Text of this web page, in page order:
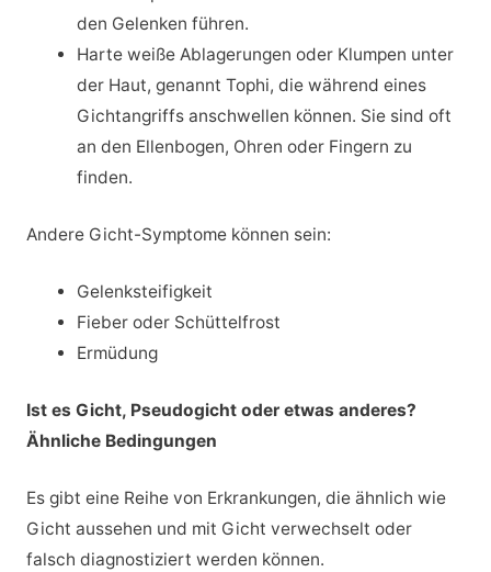
den Gelenken führen.
Harte weiße Ablagerungen oder Klumpen unter
der Haut, genannt Tophi, die während eines
Gichtangriffs anschwellen können. Sie sind oft
an den Ellenbogen, Ohren oder Fingern zu
finden.
Andere Gicht-Symptome können sein:
Gelenksteifigkeit
Fieber oder Schüttelfrost
Ermüdung
Ist es Gicht, Pseudogicht oder etwas anderes?
Ähnliche Bedingungen
Es gibt eine Reihe von Erkrankungen, die ähnlich wie
Gicht aussehen und mit Gicht verwechselt oder
falsch diagnostiziert werden können.